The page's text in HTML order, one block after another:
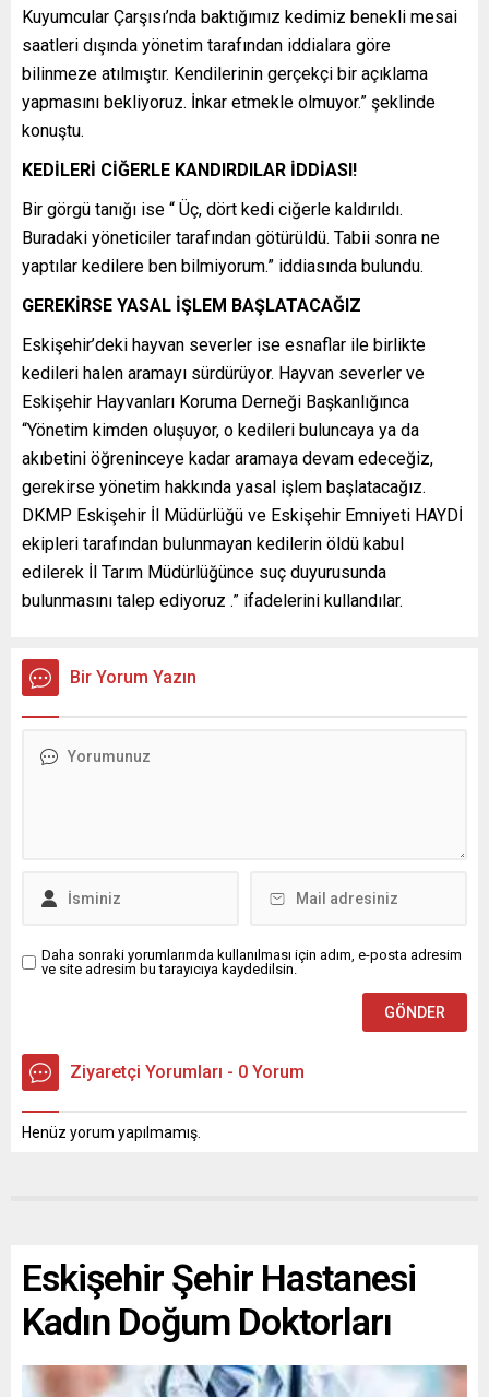
Kuyumcular Çarşısı’nda baktığımız kedimiz benekli mesai
saatleri dışında yönetim tarafından iddialara göre
bilinmeze atılmıştır. Kendilerinin gerçekçi bir açıklama
yapmasını bekliyoruz. İnkar etmekle olmuyor.” şeklinde
konuştu.
KEDİLERİ CİĞERLE KANDIRDILAR İDDİASI!
Bir görgü tanığı ise “ Üç, dört kedi ciğerle kaldırıldı.
Buradaki yöneticiler tarafından götürüldü. Tabii sonra ne
yaptılar kedilere ben bilmiyorum.” iddiasında bulundu.
GEREKİRSE YASAL İŞLEM BAŞLATACAĞIZ
Eskişehir’deki hayvan severler ise esnaflar ile birlikte
kedileri halen aramayı sürdürüyor. Hayvan severler ve
Eskişehir Hayvanları Koruma Derneği Başkanlığınca
“Yönetim kimden oluşuyor, o kedileri buluncaya ya da
akıbetini öğreninceye kadar aramaya devam edeceğiz,
gerekirse yönetim hakkında yasal işlem başlatacağız.
DKMP Eskişehir İl Müdürlüğü ve Eskişehir Emniyeti HAYDİ
ekipleri tarafından bulunmayan kedilerin öldü kabul
edilerek İl Tarım Müdürlüğünce suç duyurusunda
bulunmasını talep ediyoruz .” ifadelerini kullandılar.
Bir Yorum Yazın
Daha sonraki yorumlarımda kullanılması için adım, e-posta adresim
ve site adresim bu tarayıcıya kaydedilsin.
Ziyaretçi Yorumları - 0 Yorum
Henüz yorum yapılmamış.
Eskişehir Şehir Hastanesi
Kadın Doğum Doktorları